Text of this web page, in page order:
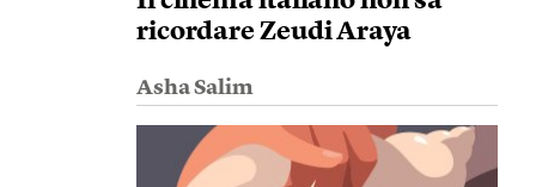
ricordare Zeudi Araya
Asha Salim